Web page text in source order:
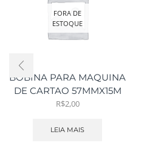
FORA DE
ESTOQUE
BOBINA PARA MAQUINA
DE CARTAO 57MMX15M
R$2,00
LEIA MAIS